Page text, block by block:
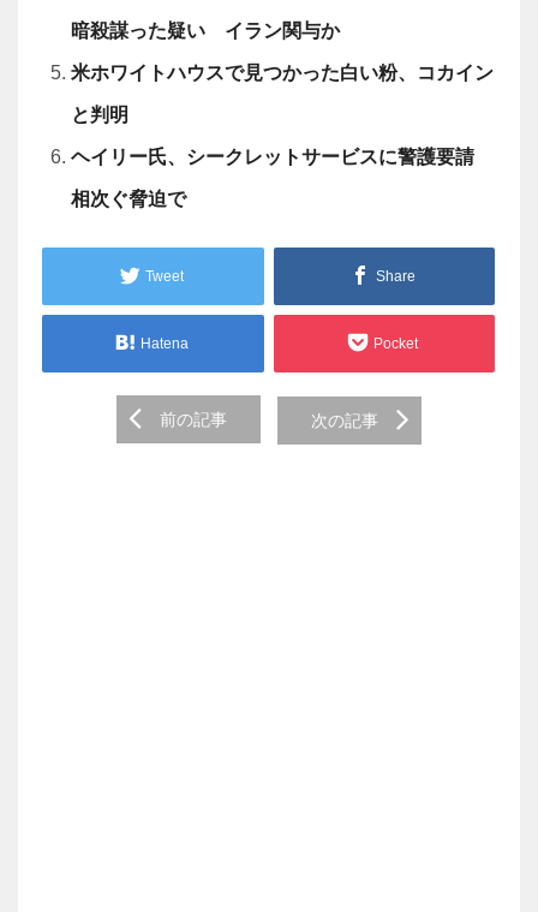
暗殺謀った疑い イラン関与か
米ホワイトハウスで見つかった白い粉、コカイン
と判明
ヘイリー氏、シークレットサービスに警護要請
相次ぐ脅迫で
Tweet Share
Hatena Pocket
navigation
前の記事 次の記事